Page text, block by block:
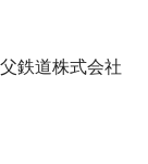
鉄道株式会社